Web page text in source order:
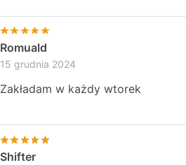
Romuald
15 grudnia 2024
Zakładam w każdy wtorek
Shifter